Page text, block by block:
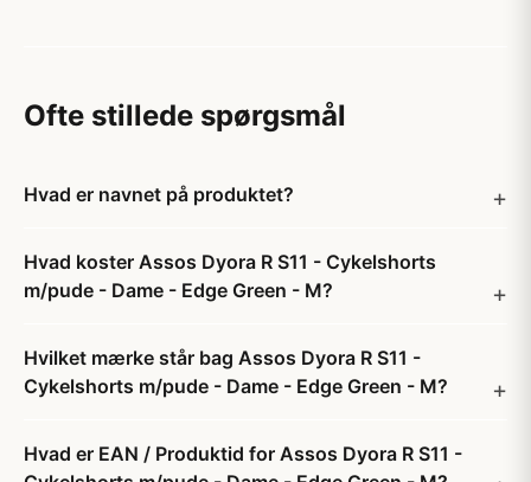
Ofte stillede spørgsmål
Hvad er navnet på produktet?
Hvad koster Assos Dyora R S11 - Cykelshorts
m/pude - Dame - Edge Green - M?
Hvilket mærke står bag Assos Dyora R S11 -
Cykelshorts m/pude - Dame - Edge Green - M?
Hvad er EAN / Produktid for Assos Dyora R S11 -